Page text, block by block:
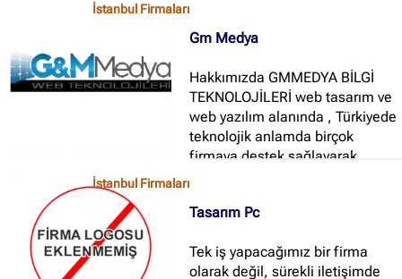
İstanbul Firmaları
Gm Medya
Hakkımızda GMMEDYA BİLGİ
TEKNOLOJİLERİ web tasarım ve
web yazılım alanında , Türkiyede
teknolojik anlamda birçok
firmaya destek sağlayarak
İstanbul Firmaları
Tasarım Pc
Tek iş yapacağımız bir firma
olarak değil, sürekli iletişimde
Ankara Firmaları (672)
İstanbul Firmaları
İzmir Firmaları(178)